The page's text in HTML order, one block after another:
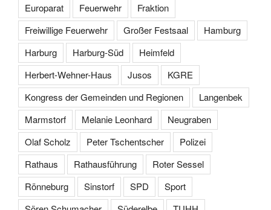
Europarat
Feuerwehr
Fraktion
Freiwillige Feuerwehr
Großer Festsaal
Hamburg
Harburg
Harburg-Süd
Heimfeld
Herbert-Wehner-Haus
Jusos
KGRE
Kongress der Gemeinden und Regionen
Langenbek
Marmstorf
Melanie Leonhard
Neugraben
Olaf Scholz
Peter Tschentscher
Polizei
Rathaus
Rathausführung
Roter Sessel
Rönneburg
Sinstorf SPD
Sport